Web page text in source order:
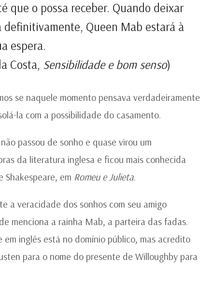
que o possa receber. Quando deixar
definitivamente, Queen Mab estará à
espera.
Costa, Sensibilidade e bom senso)
se naquele momento pensava verdadeiramente
la com a possibilidade do casamento.
passou de sonho e quase virou um
da literatura inglesa e ficou mais conhecida
Shakespeare, em Romeu e Julieta.
a veracidade dos sonhos com seu amigo
menciona a rainha Mab, a parteira das fadas.
inglês está no domínio público, mas acredito
para o nome do presente de Willoughby para